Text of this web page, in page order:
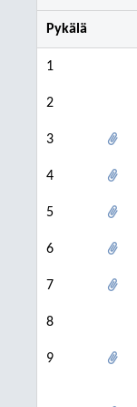
Pykälä
1
2
3
4
5
6
7
8
9